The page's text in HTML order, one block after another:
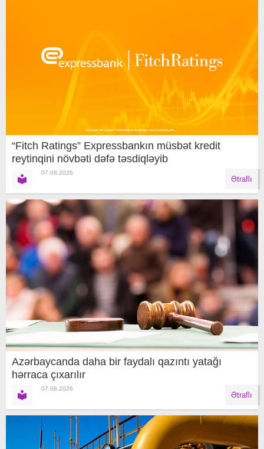
“Fitch Ratings” Expressbankın müsbət kredit
reytinqini növbəti dəfə təsdiqləyib
07.08.2026
Ətraflı
Azərbaycanda daha bir faydalı qazıntı yatağı
hərraca çıxarılır
07.08.2026
Ətraflı